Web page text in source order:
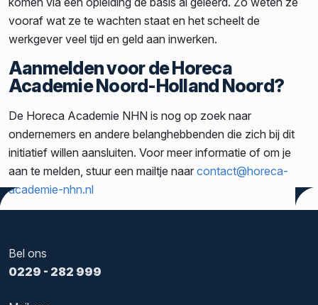
vooraf wat ze te wachten staat en het scheelt de
werkgever veel tijd en geld aan inwerken.
Aanmelden voor de Horeca
Academie Noord-Holland Noord?
De Horeca Academie NHN is nog op zoek naar
ondernemers en andere belanghebbenden die zich bij dit
initiatief willen aansluiten. Voor meer informatie of om je
aan te melden, stuur een mailtje naar contact@horeca-
academie-nhn.nl
Bel ons
0229 - 282 999